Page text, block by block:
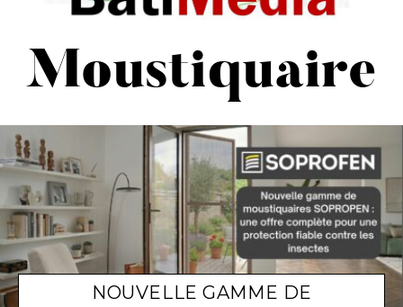
Batimedialive
Moustiquaire
NOUVELLE GAMME DE